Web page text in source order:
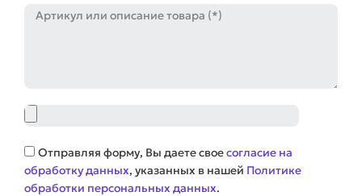
Артикул
Файл
Соглашение
Отправляя форму, Вы даете своесогласие на
обработку данных, указанных в нашей Политике
обработки персональных данных.